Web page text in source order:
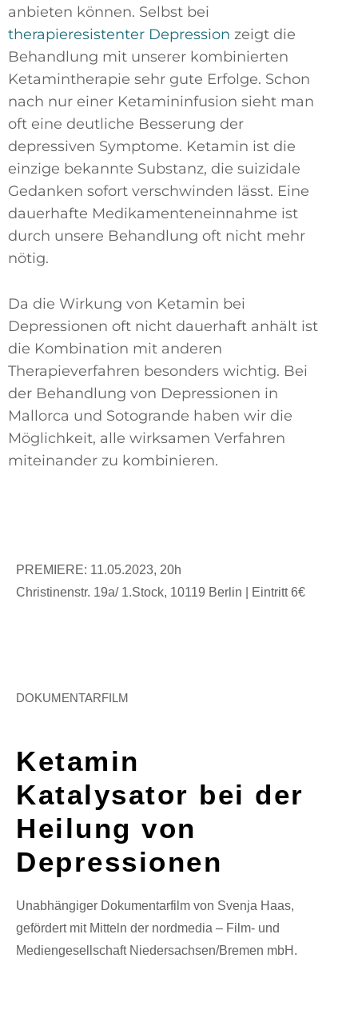
anbieten können. Selbst bei
therapieresistenter Depression zeigt die
Behandlung mit unserer kombinierten
Ketamintherapie sehr gute Erfolge. Schon
nach nur einer Ketamininfusion sieht man
oft eine deutliche Besserung der
depressiven Symptome. Ketamin ist die
einzige bekannte Substanz, die suizidale
Gedanken sofort verschwinden lässt. Eine
dauerhafte Medikamenteneinnahme ist
durch unsere Behandlung oft nicht mehr
nötig.
Da die Wirkung von Ketamin bei
Depressionen oft nicht dauerhaft anhält ist
die Kombination mit anderen
Therapieverfahren besonders wichtig. Bei
der Behandlung von Depressionen in
Mallorca und Sotogrande haben wir die
Möglichkeit, alle wirksamen Verfahren
miteinander zu kombinieren.
DOKUMENTARFILM
Ketamin
Katalysator bei der
Heilung von
Depressionen
Unabhängiger Dokumentarfilm von Svenja Haas,
gefördert mit Mitteln der nordmedia – Film- und
Mediengesellschaft Niedersachsen/Bremen mbH.
PREMIERE: 11.05.2023, 20h
Christinenstr. 19a/ 1.Stock, 10119 Berlin | Eintritt 6€